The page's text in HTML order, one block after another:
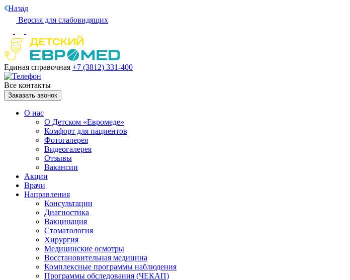
Назад
Версия для слабовидящих
Единая справочная +7 (3812) 331-400
Все контакты
Заказать звонок
О нас
О Детском «Евромеде»
Комфорт для пациентов
Фотогалерея
Видеогалерея
Отзывы
Вакансии
Акции
Врачи
Направления
Консультации
Диагностика
Вакцинация
Стоматология
Хирургия
Медицинские осмотры
Восстановительная медицина
Комплексные программы наблюдения
Программы обследования (ЧЕКАП)